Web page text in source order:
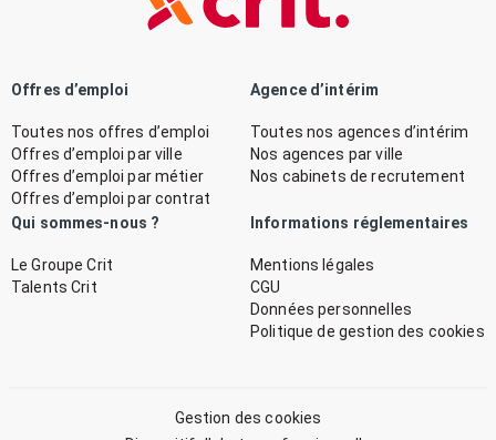
Offres d’emploi
Toutes nos offres d’emploi
Offres d’emploi par ville
Offres d’emploi par métier
Offres d’emploi par contrat
Agence d’intérim
Toutes nos agences d’intérim
Nos agences par ville
Nos cabinets de recrutement
Qui sommes-nous ?
Le Groupe Crit
Talents Crit
Informations réglementaires
Mentions légales
CGU
Données personnelles
Politique de gestion des cookies
Gestion des cookies